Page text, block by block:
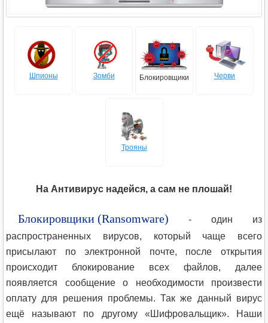
Шпионы Зомби Блокировщики Черви
Трояны
На Антивирус надейся, а сам не плошай!
Блокировщики (Ransomware) - один из
распространенных вирусов, который чаще всего
присылают по электронной почте, после открытия
происходит блокирование всех файлов, далее
появляется сообщение о необходимости произвести
оплату для решения проблемы. Так же данный вирус
ещё называют по другому «Шифровальщик». Наши